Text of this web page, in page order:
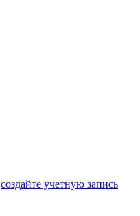
создайте учетную запись